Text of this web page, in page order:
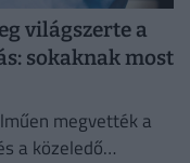
világszerte a
sokaknak most
megvették a
a közeledő